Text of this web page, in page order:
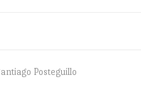
Posteguillo